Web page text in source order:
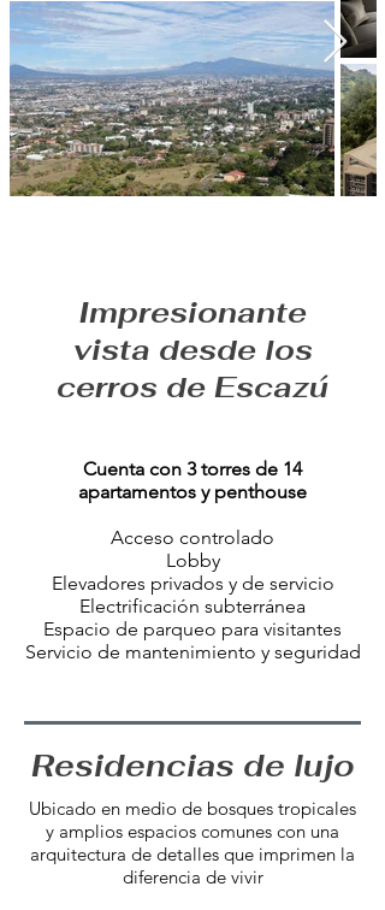
Impresionante
vista desde los
cerros de Escazú
​Cuenta con 3 torres de 14
apartamentos y penthouse
Acceso controlado
Lobby
Elevadores privados y de servicio
Electrificación subterránea
Espacio de parqueo para visitantes
Servicio de mantenimiento y seguridad
Residencias de lujo
Ubicado en medio de bosques tropicales
y amplios espacios comunes con una
arquitectura de detalles que imprimen la
diferencia de vivir